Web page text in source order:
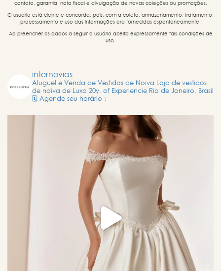
contato, garantia, nota fiscal e divulgação de novas coleções ou promoções.
O usuário está ciente e concorda, pois, com a coleta, armazenamento, tratamento,
processamento e uso das informações ora fornecidas espontaneamente.
Ao preencher os dados a seguir o usuário aceita expressamente tais condições de
uso.
internovias
Aluguel e Venda de Vestidos de Noiva Loja de vestidos
de noiva de Luxo 20y. of Experiencie Rio de Janeiro, Brasil
🗓️ Agende seu horário ↓